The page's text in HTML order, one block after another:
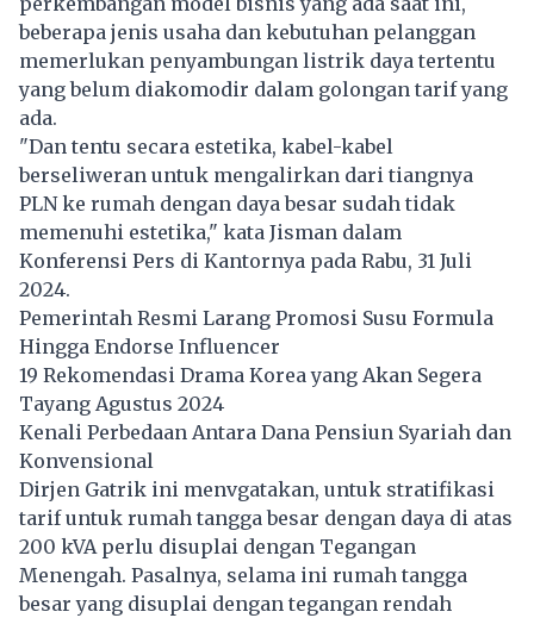
beberapa jenis usaha dan kebutuhan pelanggan
memerlukan penyambungan listrik daya tertentu
yang belum diakomodir dalam golongan tarif yang
ada.
"Dan tentu secara estetika, kabel-kabel
berseliweran untuk mengalirkan dari tiangnya
PLN ke rumah dengan daya besar sudah tidak
memenuhi estetika," kata Jisman dalam
Konferensi Pers di Kantornya pada Rabu, 31 Juli
2024.
Pemerintah Resmi Larang Promosi Susu Formula
Hingga Endorse Influencer
19 Rekomendasi Drama Korea yang Akan Segera
Tayang Agustus 2024
Kenali Perbedaan Antara Dana Pensiun Syariah dan
Konvensional
Dirjen Gatrik ini menvgatakan, untuk stratifikasi
tarif untuk rumah tangga besar dengan daya di atas
200 kVA perlu disuplai dengan Tegangan
Menengah. Pasalnya, selama ini rumah tangga
besar yang disuplai dengan tegangan rendah